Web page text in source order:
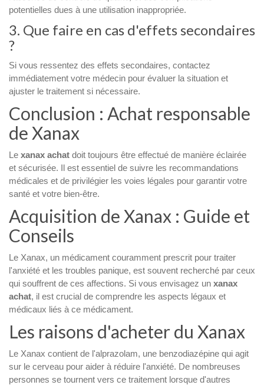
potentielles dues à une utilisation inappropriée.
3. Que faire en cas d'effets secondaires
?
Si vous ressentez des effets secondaires, contactez
immédiatement votre médecin pour évaluer la situation et
ajuster le traitement si nécessaire.
Conclusion : Achat responsable
de Xanax
Le xanax achat doit toujours être effectué de manière éclairée
et sécurisée. Il est essentiel de suivre les recommandations
médicales et de privilégier les voies légales pour garantir votre
santé et votre bien-être.
Acquisition de Xanax : Guide et
Conseils
Le Xanax, un médicament couramment prescrit pour traiter
l'anxiété et les troubles panique, est souvent recherché par ceux
qui souffrent de ces affections. Si vous envisagez un xanax
achat, il est crucial de comprendre les aspects légaux et
médicaux liés à ce médicament.
Les raisons d'acheter du Xanax
Le Xanax contient de l'alprazolam, une benzodiazépine qui agit
sur le cerveau pour aider à réduire l'anxiété. De nombreuses
personnes se tournent vers ce traitement lorsque d'autres